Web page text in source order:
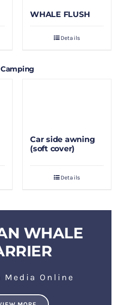
WHALE FLUSH
Details
Camping
Car side awning
(soft cover)
Details
WHALE
Media Online